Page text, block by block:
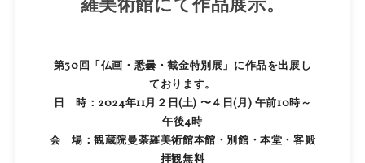
羅美術館にて作品展示。
第30回「仏画・悉曇・截金特別展」に作品を出展し
ております。
日 時 ：2024年11月２日(土) 〜４日(月) 午前10時～
午後4時
会 場：観蔵院曼荼羅美術館本館・別館・本堂・客殿
拝観無料